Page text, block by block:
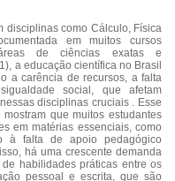
disciplinas como Cálculo, Física
em muitos cursos
de ciências exatas e
a educação científica no Brasil
a carência de recursos, a falta
social, que afetam
disciplinas cruciais . Esse
que muitos estudantes
em matérias essenciais, como
à falta de apoio pedagógico
há uma crescente demanda
habilidades práticas entre os
pessoal e escrita, que são